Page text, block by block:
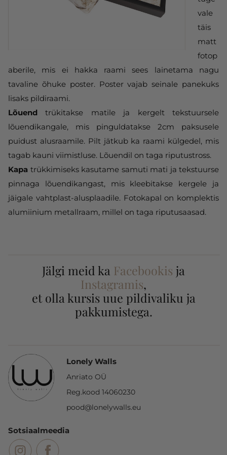
vale
täis
matt
fotop
aberile, mis ei hakka raami sees lainetama nagu
tavaline õhuke poster. Poster vajab seinale panekuks
lisaks pildiraami.
Lõuend trükitakse matile ja kergelt tekstuursele
lõuendikangale, mis pinguldatakse 2cm paksusele
puidust alusraamile. Pilt jätkub ka raami külgedel, mis
tagab kauni viimistluse. Lõuendil on taga riputustross.
Kapa trükkimiseks kasutame samuti mati ja tekstuurse
pinnaga lõuendikangast, mis kleebitakse kergele ja
jäigale vahtplast-alusplaadile. Fotokapal on komplektis
alumiinium metallraam, millel on taga riputusaasad.
Jälgi meid ka Facebookis ja
Instagramis,
et olla kursis uue pildivaliku ja
pakkumistega.
Lonely Walls
Anriato OÜ
Reg.kood 14060230
pood@lonelywalls.eu
Sotsiaalmeedia